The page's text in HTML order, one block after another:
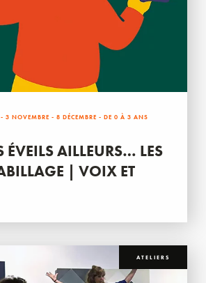
- 3 NOVEMBRE - 8 DÉCEMBRE - DE 0 À 3 ANS
ÉVEILS AILLEURS… LES
| VOIX ET
ATELIERS